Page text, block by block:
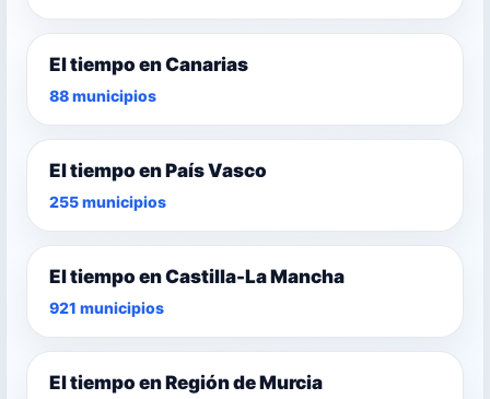
El tiempo en Canarias
88 municipios
El tiempo en País Vasco
255 municipios
El tiempo en Castilla-La Mancha
921 municipios
El tiempo en Región de Murcia